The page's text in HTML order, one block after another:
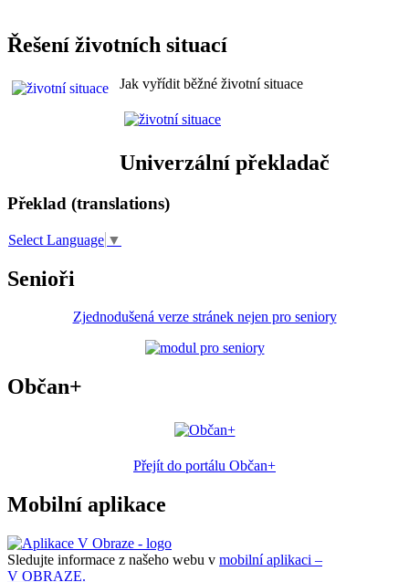
Řešení životních situací
Jak vyřídit běžné životní situace
Univerzální překladač
Překlad (translations)
Select Language ▼
Senioři
Zjednodušená verze stránek nejen pro seniory
Občan+
Přejít do portálu Občan+
Mobilní aplikace
Sledujte informace z našeho webu v mobilní aplikaci –
V OBRAZE.